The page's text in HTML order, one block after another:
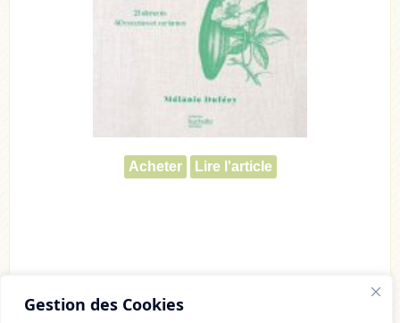
Gestion des Cookies
Acheter Lire l'article